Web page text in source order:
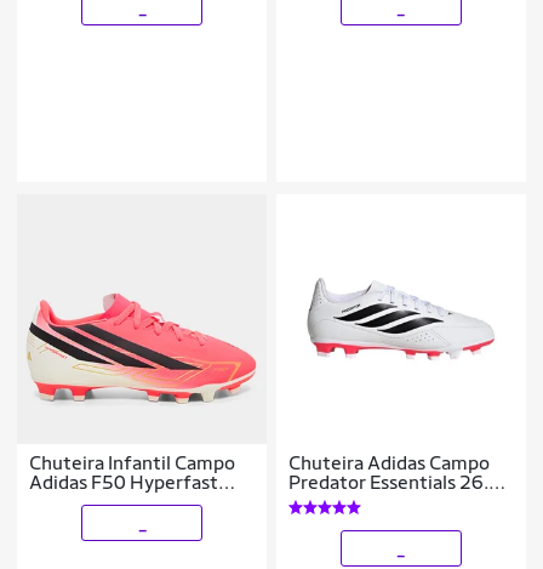
Chuteira Infantil Campo
Adidas F50 Hyperfast
Club Copa Do Mundo
Chuteira Adidas Campo
Predator Essentials 26.5
Infantil